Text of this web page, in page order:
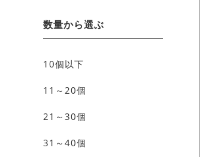
数量から選ぶ
10個以下
11～20個
21～30個
31～40個